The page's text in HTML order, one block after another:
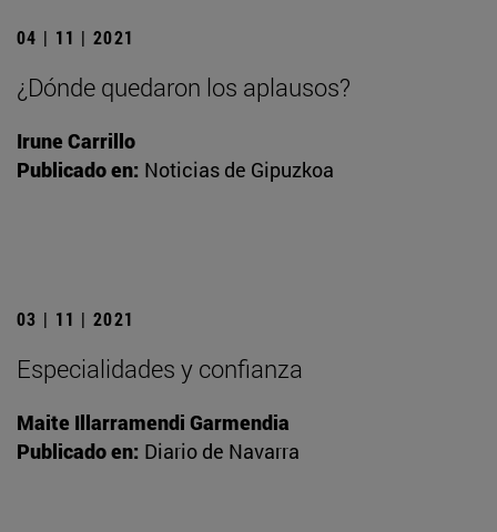
04 | 11 | 2021
¿Dónde quedaron los aplausos?
Irune Carrillo
Publicado en: Noticias de Gipuzkoa
03 | 11 | 2021
Especialidades y confianza
Maite Illarramendi Garmendia
Publicado en: Diario de Navarra